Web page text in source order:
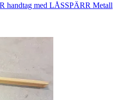
handtag med LÅSSPÄRR Metall